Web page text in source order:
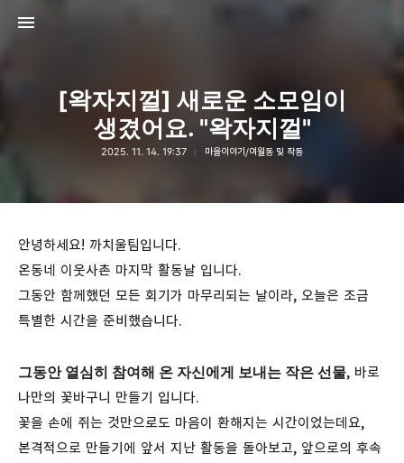
[왁자지껄] 새로운 소모임이
생겼어요. "왁자지껄"
2025. 11. 14. 19:37 마을이야기/여월동 및 작동
안녕하세요! 까치울팀입니다.
온동네 이웃사촌 마지막 활동날 입니다.
그동안 함께했던 모든 회기가 마무리되는 날이라, 오늘은 조금
특별한 시간을 준비했습니다.
그동안 열심히 참여해 온 자신에게 보내는 작은 선물, 바로
나만의 꽃바구니 만들기 입니다.
꽃을 손에 쥐는 것만으로도 마음이 환해지는 시간이었는데요,
본격적으로 만들기에 앞서 지난 활동을 돌아보고, 앞으로의 후속
고강종합사회복지관